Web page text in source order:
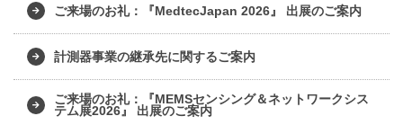
ご来場のお礼：『MedtecJapan 2026』 出展のご案内
計測器事業の継承先に関するご案内
ご来場のお礼：『MEMSセンシング＆ネットワークシス
テム展2026』 出展のご案内